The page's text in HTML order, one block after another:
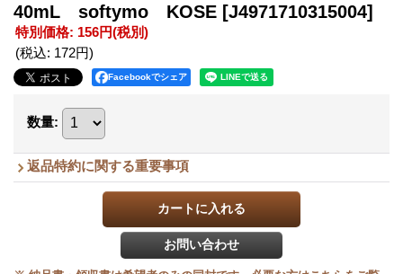
40mL softymo KOSE [J4971710315004]
特別価格: 156円(税別)
(税込: 172円)
Facebookでシェア
数量:
返品特約に関する重要事項